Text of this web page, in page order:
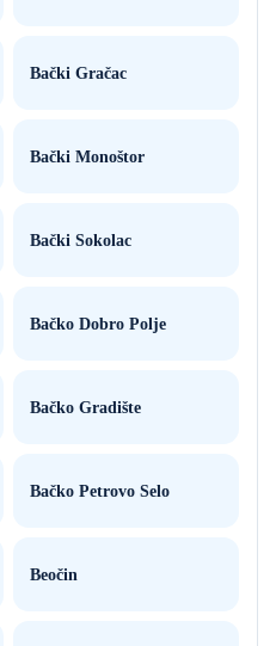
Bački Gračac
Bački Monoštor
Bački Sokolac
Bačko Dobro Polje
Bačko Gradište
Bačko Petrovo Selo
Beočin